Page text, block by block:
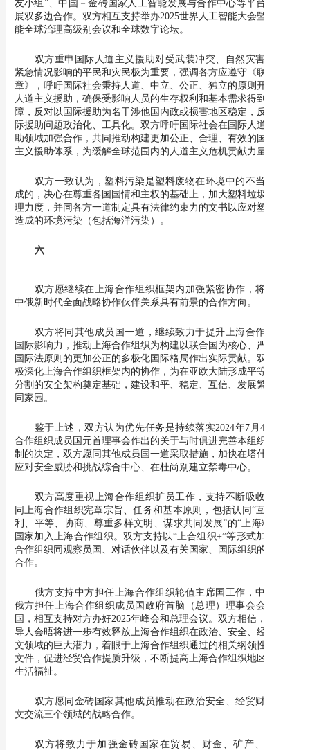
友小组”、中国－金砖国家人工智能发展与合作中心等平台积极开
展双多边合作。双方相互支持举办2025世界人工智能大会暨人工智
能全球治理高级别会议和全球数字论坛。
双方重申国际人道主义援助对受武装冲突、自然灾害和其他
紧急情况影响的平民和灾民极为重要，强调各方应遵守《联合国宪
章》，呼吁国际社会秉持人道、中立、公正、独立的原则开展国际
人道主义援助，确保受影响人员的生存权利和基本需求得到必要保
障，反对以国际援助为名干涉他国内政或损害地区稳定，反对将国
际援助问题政治化、工具化。双方呼吁国际社会在国际人道主义援
助领域加强合作，共同推动构建更加公正、合理、有效的国际人道
主义援助体系，为缓解全球范围内的人道主义危机贡献力量。
双方一致认为，塑料污染是塑料废物在环境中的不当泄漏造
成的，决心在尊重各国国情和主权的基础上，加大塑料垃圾污染治
理力度，并同各方一道制定具有法律约束力的文书以应对塑料垃圾
造成的环境污染（包括海洋污染）。
六
双方愿继续在上海合作组织框架内加强紧密协作，将此作为
中俄新时代全面战略协作伙伴关系具有前景的合作方向。
双方将同其他成员国一道，继续致力于提升上海合作组织的
国际影响力，推动上海合作组织为构建以联合国为核心、严格遵循
国际法原则的更加公正的多极化国际格局作出实际贡献。双方将积
极深化上海合作组织框架内的协作，为在亚欧大陆形成平等和不可
分割的安全架构奠定基础，建设和平、稳定、互信、发展繁荣的共
同家园。
鉴于上述，双方认为优先任务是持续落实2024年7月4日上海
合作组织成员国元首理事会作出的关于与时俱进完善本组织运作机
制的决定，双方愿同其他成员国一道采取措施，加快在塔什干建立
应对安全威胁和挑战综合中心、在杜尚别建立禁毒中心。
双方高度重视上海合作组织扩员工作，支持不断吸收那些认
同上海合作组织宪章宗旨、任务和基本原则，包括认同“互信、互
利、平等、协商、尊重多样文明、谋求共同发展”的“上海精神”的
国家加入上海合作组织。双方支持以“上合组织+”等形式加强上海
合作组织同观察员国、对话伙伴以及有关国家、国际组织的各领域
合作。
俄方支持中方担任上海合作组织轮值主席国工作，中方支持
俄方担任上海合作组织成员国政府首脑（总理）理事会会议东道
国，相互支持对方办好2025年峰会和总理会议。双方相信，上述领
导人会晤将进一步有效释放上海合作组织在政治、安全、经济、人
文领域的巨大潜力，着眼于上海合作组织通过的相关纲领性概念性
文件，促进经贸合作提质升级，不断提高上海合作组织地区人民的
生活福祉。
双方愿同金砖国家其他成员推动在政治安全、经贸财金、人
文交流三个领域的战略合作。
双方将致力于加强金砖国家在贸易、财金、矿产、数字经